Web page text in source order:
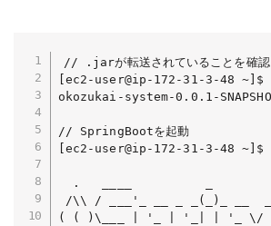
// .jarが転送されていることを確認
[ec2-user@ip-172-31-3-48
okozukai-system-0.0.1-
// SpringBootを起動
[ec2-user@ip-172-31-3-48
.   ____          _
/\\ / ___'_ __ _ _(_)_ __
( ( )\___ | '_ | '_| | '_